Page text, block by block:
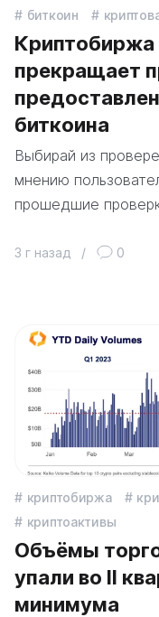
биткоин
Криптобиржа
прекращает
биткоина
Выбирай из
мнению
прошедшие
3 г назад / 0
криптобиржа
криптоактивы
Объёмы
упали во II
минимума